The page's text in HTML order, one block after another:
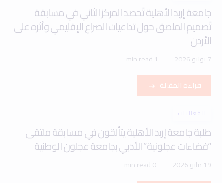
جامعة إربد الأهلية تَحصد المركز الثاني في مسابقة
تَصميم الملصق حول تداعيات الصراع الإقليمي وأثره على
الأردن
7 يونيو 2026 1 min read
قراءة المقالة
الفعاليات
طلبة جامعة إربد الأهلية يتألقون في مسابقة ملتقى
“فضاءات عجلونية” الأدبي بجامعة عجلون الوطنية
19 مايو 2026 0 min read